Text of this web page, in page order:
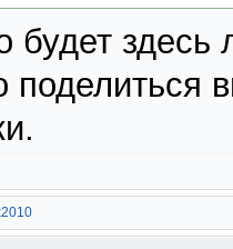
будет
поделиться